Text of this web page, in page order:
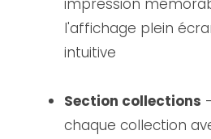
impression
l'affichage plein
intuitive
Section collections
chaque collection